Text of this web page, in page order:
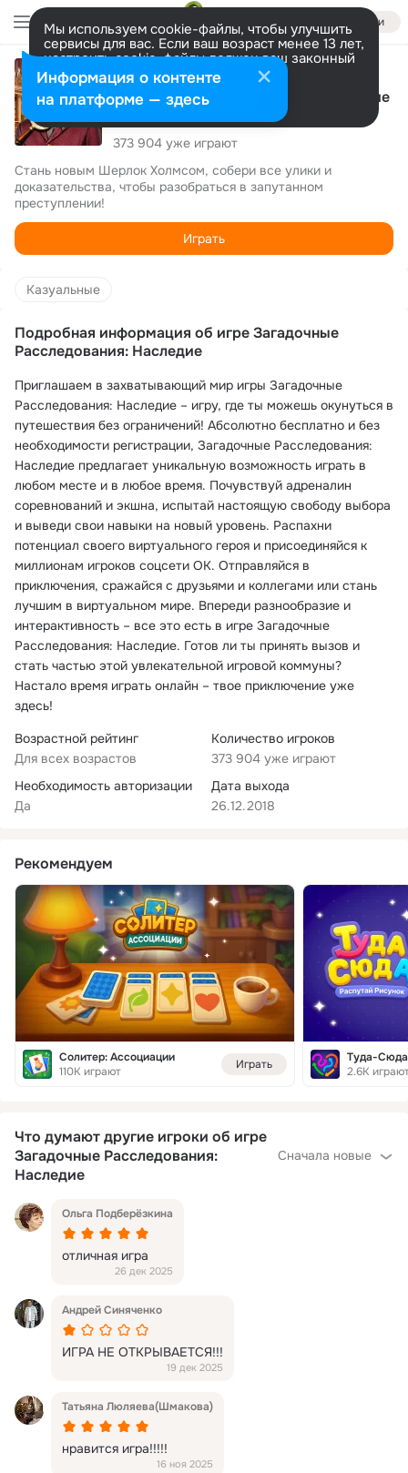
Войти
Мы используем cookie-файлы, чтобы улучшить
сервисы для вас. Если ваш возраст менее 13 лет,
настроить cookie-файлы должен ваш законный
представитель. Больше информации
Разрешить все Настроить
Загадочные Расследования: Наследие
Казуальные
373 904 уже играют
Стань новым Шерлок Холмсом, собери все улики и
доказательства, чтобы разобраться в запутанном
преступлении!
Играть
Казуальные
Подробная информация об игре Загадочные
Расследования: Наследие
Приглашаем в захватывающий мир игры Загадочные
Расследования: Наследие – игру, где ты можешь окунуться в
путешествия без ограничений! Абсолютно бесплатно и без
необходимости регистрации, Загадочные Расследования:
Наследие предлагает уникальную возможность играть в
любом месте и в любое время. Почувствуй адреналин
соревнований и экшна, испытай настоящую свободу выбора
и выведи свои навыки на новый уровень. Распахни
потенциал своего виртуального героя и присоединяйся к
миллионам игроков соцсети ОК. Отправляйся в
приключения, сражайся с друзьями и коллегами или стань
лучшим в виртуальном мире. Впереди разнообразие и
интерактивность – все это есть в игре Загадочные
Расследования: Наследие. Готов ли ты принять вызов и
стать частью этой увлекательной игровой коммуны?
Настало время играть онлайн – твое приключение уже
здесь!
Возрастной рейтинг
Для всех возрастов
Количество игроков
373 904 уже играют
Необходимость авторизации
Да
Дата выхода
26.12.2018
Рекомендуем
Солитер: Ассоциации
110K играют
Играть 2.6K
Что думают другие игроки об игре
Загадочные Расследования:
Наследие
Сначала новые
Ольга Подберёзкина
отличная игра
26 дек 2025
Андрей Синяченко
ИГРА НЕ ОТКРЫВАЕТСЯ!!!
19 дек 2025
Татьяна Люляева(Шмакова)
нравится игра!!!!!
16 ноя 2025
Информация о контенте
на платформе — здесь